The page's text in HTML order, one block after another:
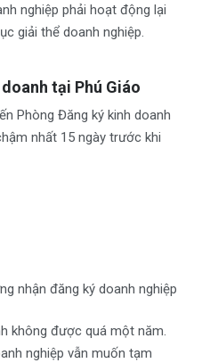
nghiệp phải hoạt động lại
giải thể doanh nghiệp.
tại Phú Giáo
Phòng Đăng ký kinh doanh
nhất 15 ngày trước khi
nhận đăng ký doanh nghiệp
không được quá một năm.
nghiệp vẫn muốn tạm